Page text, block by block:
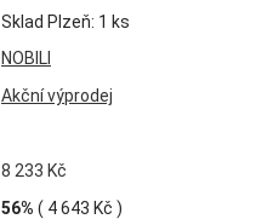
Sklad Plzeň: 1 ks
NOBILI
Akční výprodej
8 233 Kč
56% ( 4 643 Kč )